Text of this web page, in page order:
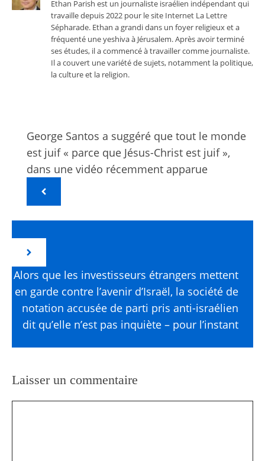
Ethan Parish est un journaliste israélien indépendant qui
travaille depuis 2022 pour le site Internet La Lettre
Sépharade. Ethan a grandi dans un foyer religieux et a
fréquenté une yeshiva à Jérusalem. Après avoir terminé
ses études, il a commencé à travailler comme journaliste.
Il a couvert une variété de sujets, notamment la politique,
la culture et la religion.
George Santos a suggéré que tout le monde
est juif « parce que Jésus-Christ est juif »,
dans une vidéo récemment apparue
Alors que les investisseurs étrangers mettent
en garde contre l’avenir d’Israël, la société de
notation accusée de parti pris anti-israélien
dit qu’elle n’est pas inquiète – pour l’instant
Laisser un commentaire